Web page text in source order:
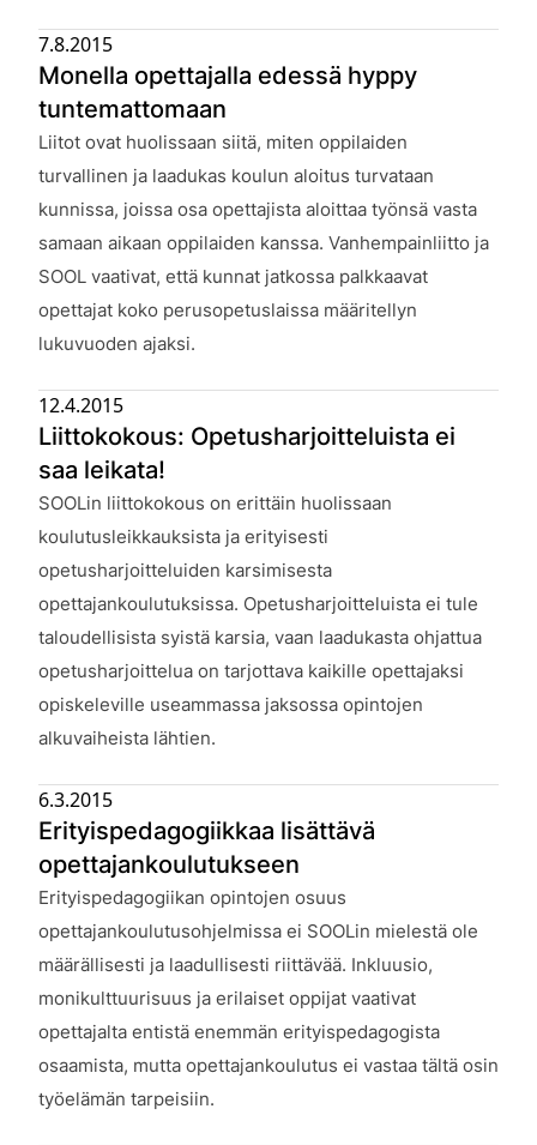
Monella opettajalla edessä hyppy
tuntemattomaan
Julkaistu:
7.8.2015
Liitot ovat huolissaan siitä, miten oppilaiden
turvallinen ja laadukas koulun aloitus turvataan
kunnissa, joissa osa opettajista aloittaa työnsä vasta
samaan aikaan oppilaiden kanssa. Vanhempainliitto ja
SOOL vaativat, että kunnat jatkossa palkkaavat
opettajat koko perusopetuslaissa määritellyn
lukuvuoden ajaksi.
Liittokokous: Opetusharjoitteluista ei
saa leikata!
Julkaistu:
12.4.2015
SOOLin liittokokous on erittäin huolissaan
koulutusleikkauksista ja erityisesti
opetusharjoitteluiden karsimisesta
opettajankoulutuksissa. Opetusharjoitteluista ei tule
taloudellisista syistä karsia, vaan laadukasta ohjattua
opetusharjoittelua on tarjottava kaikille opettajaksi
opiskeleville useammassa jaksossa opintojen
alkuvaiheista lähtien.
Erityispedagogiikkaa lisättävä
opettajankoulutukseen
Julkaistu:
6.3.2015
Erityispedagogiikan opintojen osuus
opettajankoulutusohjelmissa ei SOOLin mielestä ole
määrällisesti ja laadullisesti riittävää. Inkluusio,
monikulttuurisuus ja erilaiset oppijat vaativat
opettajalta entistä enemmän erityispedagogista
osaamista, mutta opettajankoulutus ei vastaa tältä osin
työelämän tarpeisiin.